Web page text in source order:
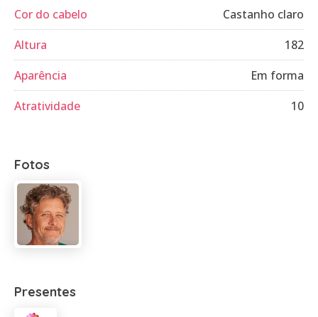
Cor do cabelo
Castanho claro
Altura
182
Aparência
Em forma
Atratividade
10
Fotos
Presentes